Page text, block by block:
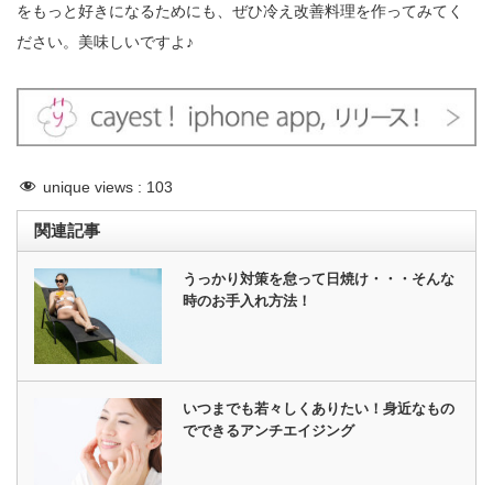
をもっと好きになるためにも、ぜひ冷え改善料理を作ってみてく
ださい。美味しいですよ♪
unique views : 103
関連記事
うっかり対策を怠って日焼け・・・そんな
時のお手入れ方法！
いつまでも若々しくありたい！身近なもの
でできるアンチエイジング